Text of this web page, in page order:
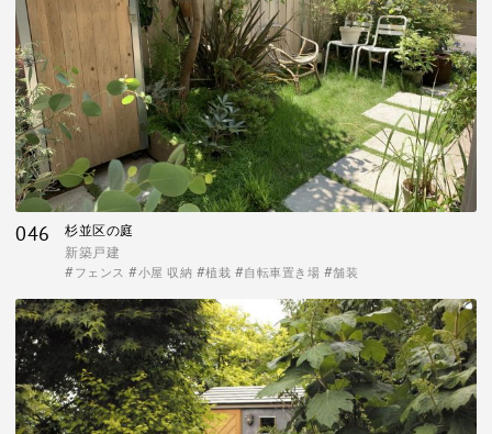
046
杉並区の庭
新築戸建
フェンス 小屋 収納 植栽 自転車置き場 舗装